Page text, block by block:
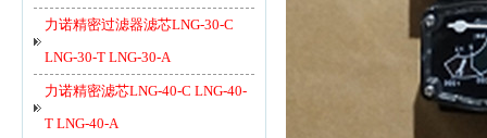
力诺精密过滤器滤芯LNG-30-C
LNG-30-T LNG-30-A
力诺精密滤芯LNG-40-C LNG-40-
T LNG-40-A